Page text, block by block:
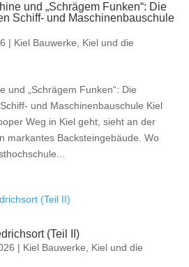
und „Schrägem Funken“: Die
Schiff- und Maschinenbauschule
| Kiel Bauwerke
Kiel und die
und „Schrägem Funken“: Die
und Maschinenbauschule Kiel
Weg in Kiel geht, sieht an der
markantes Backsteingebäude. Wo
(Teil II)
| Kiel Bauwerke
Kiel und die